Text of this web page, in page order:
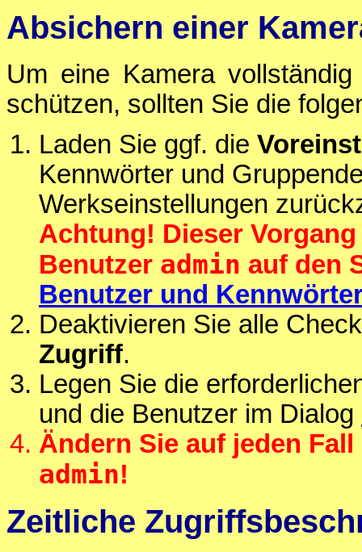
Absichern einer
Um eine Kamera
schützen, sollten Sie die
Laden Sie ggf. die
Kennwörter und
Werkseinstellungen
Achtung! Dieser
Benutzer admin auf den
Benutzer und
Deaktivieren Sie alle
Zugriff.
Legen Sie die
und die Benutzer im Dialog
Ändern Sie auf jeden
admin!
Zeitliche